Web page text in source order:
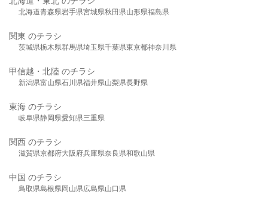
北海道青森県岩手県宮城県秋田県山形県福島県
関東 のチラシ
茨城県栃木県群馬県埼玉県千葉県東京都神奈川県
甲信越・北陸 のチラシ
新潟県富山県石川県福井県山梨県長野県
東海 のチラシ
岐阜県静岡県愛知県三重県
関西 のチラシ
滋賀県京都府大阪府兵庫県奈良県和歌山県
中国 のチラシ
鳥取県島根県岡山県広島県山口県